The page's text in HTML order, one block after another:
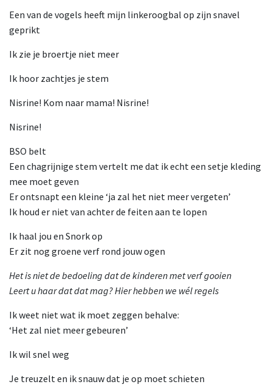
Een van de vogels heeft mijn linkeroogbal op zijn snavel
geprikt
Ik zie je broertje niet meer
Ik hoor zachtjes je stem
Nisrine! Kom naar mama! Nisrine!
Nisrine!
BSO belt
Een chagrijnige stem vertelt me dat ik echt een setje kleding
mee moet geven
Er ontsnapt een kleine ‘ja zal het niet meer vergeten’
Ik houd er niet van achter de feiten aan te lopen
Ik haal jou en Snork op
Er zit nog groene verf rond jouw ogen
Het is niet de bedoeling dat de kinderen met verf gooien
Leert u haar dat dat mag? Hier hebben we wél regels
Ik weet niet wat ik moet zeggen behalve:
‘Het zal niet meer gebeuren’
Ik wil snel weg
Je treuzelt en ik snauw dat je op moet schieten